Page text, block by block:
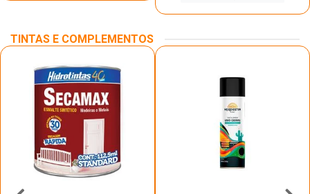
TINTAS E COMPLEMENTOS